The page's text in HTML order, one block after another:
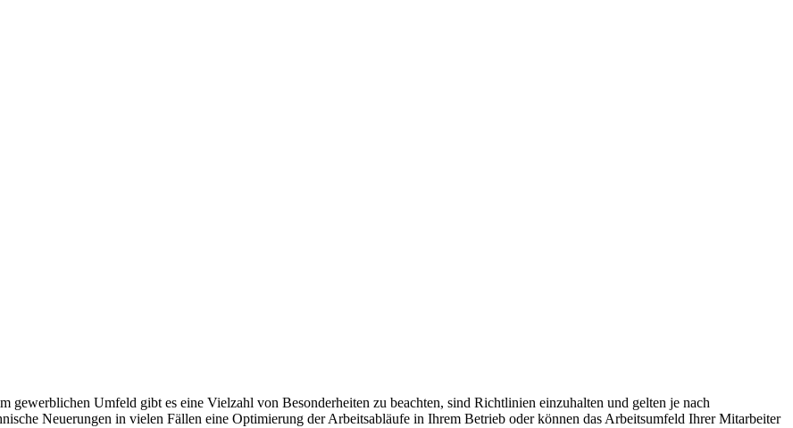
gewerblichen Umfeld gibt es eine Vielzahl von Besonderheiten zu beachten, sind Richtlinien einzuhalten und gelten je nach
Neuerungen in vielen Fällen eine Optimierung der Arbeitsabläufe in Ihrem Betrieb oder können das Arbeitsumfeld Ihrer Mitarbeiter